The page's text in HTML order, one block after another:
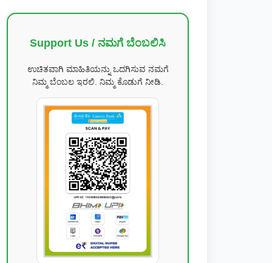
Support Us / ನಮಗೆ ಬೆಂಬಲಿಸಿ
ಉಚಿತವಾಗಿ ಮಾಹಿತಿಯನ್ನು ಒದಗಿಸುವ ನಮಗೆ
ನಿಮ್ಮ ಬೆಂಬಲ ಇರಲಿ. ನಿಮ್ಮ ಕೊಡುಗೆ ನೀಡಿ.